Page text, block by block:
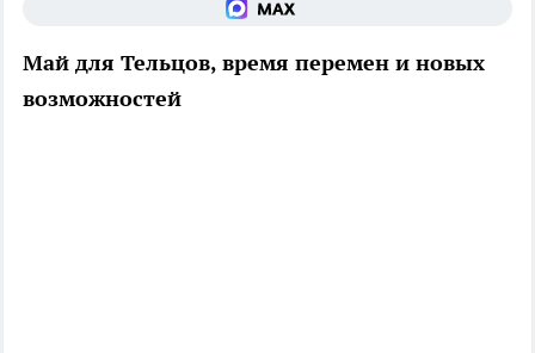
Май для Тельцов, время перемен и новых
возможностей